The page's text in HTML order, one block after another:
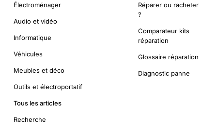
Électroménager
Audio et vidéo
Informatique
Véhicules
Meubles et déco
Outils et électroportatif
Tous les articles
Recherche
Réparer ou racheter
?
Comparateur kits
réparation
Glossaire réparation
Diagnostic panne